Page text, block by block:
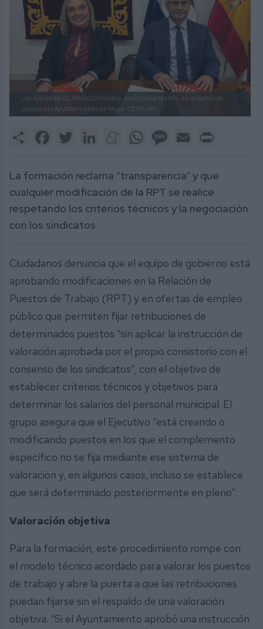
Los ediles de Cs, Mariló Olmedo y José Carlos Martín, en el salón de
plenos del Ayuntamiento de Mijas. CS MIJAS
Share FacebookTwitter LinkedInMeneameWhatsAppMessage
Email
La formación reclama “transparencia” y que
cualquier modificación de la RPT se realice
respetando los criterios técnicos y la negociación
con los sindicatos
Ciudadanos denuncia que el equipo de gobierno está
aprobando modificaciones en la Relación de
Puestos de Trabajo (RPT) y en ofertas de empleo
público que permiten fijar retribuciones de
determinados puestos “sin aplicar la instrucción de
valoración aprobada por el propio consistorio con el
consenso de los sindicatos”, con el objetivo de
establecer criterios técnicos y objetivos para
determinar los salarios del personal municipal. El
grupo asegura que el Ejecutivo “está creando o
modificando puestos en los que el complemento
específico no se fija mediante ese sistema de
valoración y, en algunos casos, incluso se establece
que será determinado posteriormente en pleno”.
Valoración objetiva
Para la formación, este procedimiento rompe con
el modelo técnico acordado para valorar los puestos
de trabajo y abre la puerta a que las retribuciones
puedan fijarse sin el respaldo de una valoración
objetiva. “Si el Ayuntamiento aprobó una instrucción